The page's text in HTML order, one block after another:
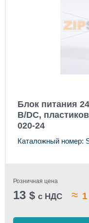
Блок питания
В/DC,
020-24
Каталожный номер:
Розничная цена
13 $ с НДС ≈